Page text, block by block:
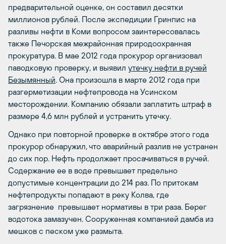
предварительной оценке, он составил десятки
миллионов рублей. После экспедиции Гринпис на
разливы нефти в Коми вопросом заинтересовалась
также Печорская межрайонная природоохранная
прокуратура. В мае 2012 года прокурор организовал
паводковую проверку, и выявил утечку нефти в ручей
Безымянный. Она произошла в марте 2012 года при
разгерметизации нефтепровода на Усинском
месторождении. Компанию обязали заплатить штраф в
размере 4,6 млн рублей и устранить утечку.
Однако при повторной проверке в октябре этого года
прокурор обнаружил, что аварийный разлив не устранен
до сих пор. Нефть продолжает просачиваться в ручей.
Содержание ее в воде превышает предельно
допустимые концентрации до 214 раз. По притокам
нефтепродукты попадают в реку Колва, где
загрязнение превышает нормативы в три раза. Берег
водотока замазучен. Сооруженная компанией дамба из
мешков с песком уже размыта.